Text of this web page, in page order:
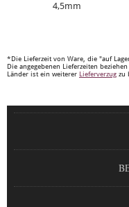
4,5mm
*Die Lieferzeit von Ware, die "auf
Die angegebenen Lieferzeiten
Länder ist ein weiterer Lieferverzug zu